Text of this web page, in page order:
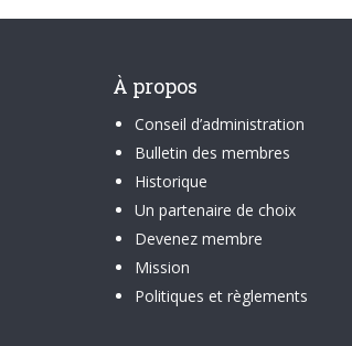
À propos
Conseil d’administration
Bulletin des membres
Historique
Un partenaire de choix
Devenez membre
Mission
Politiques et règlements